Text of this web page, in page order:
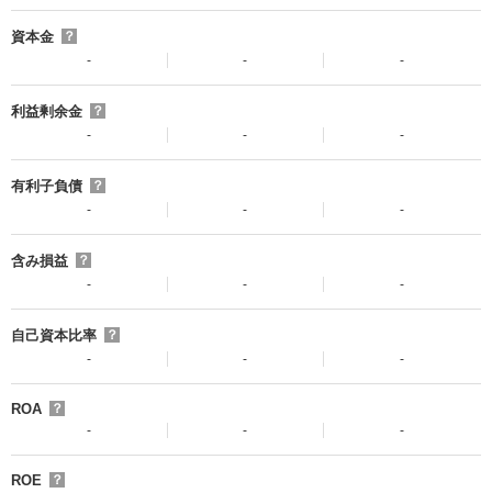
資本金
？
-
- -
利益剰余金
？
-
- -
有利子負債
？
-
- -
含み損益
？
-
- -
自己資本比率
？
-
- -
ROA
？
-
- -
ROE
？